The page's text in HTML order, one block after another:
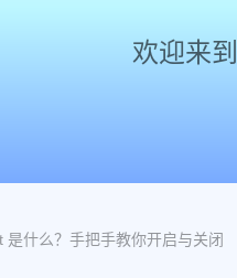
欢迎来
什么？手把手教你开启与关闭